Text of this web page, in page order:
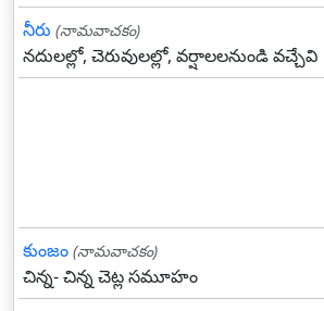
నీరు (నామవాచకం)
నదులల్లో, చెరువులల్లో, వర్షాలలనుండి వచ్చేవి
కుంజం (నామవాచకం)
చిన్న- చిన్న చెట్ల సమూహం